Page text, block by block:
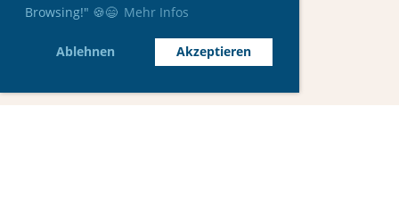
Browsing!" 🍪😄 Mehr Infos
Ablehnen Akzeptieren